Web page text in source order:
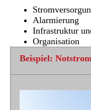
Alarmierung
Infrastruktur
Organisation
Beispiel: